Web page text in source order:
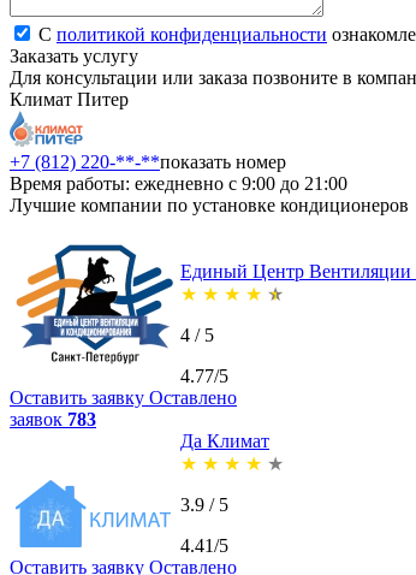
С политикой конфиденциальности
Заказать услугу
Для консультации или заказа позвоните в
Климат Питер
+7 (812) 220-**-**показать номер
Время работы: ежедневно с 9:00 до 21:00
Лучшие компании по установке кондиционеров
Единый Центр Вентиляции
★ ★ ★ ★ ★
4 / 5
4.77/5
Оставить заявку Оставлено
заявок 783
Да Климат
★ ★ ★ ★ ★
3.9 / 5
4.41/5
Оставить заявку Оставлено